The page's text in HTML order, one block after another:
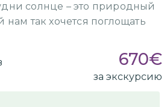
солнце – это природный
нам так хочется поглощать
670€
за экскурсию